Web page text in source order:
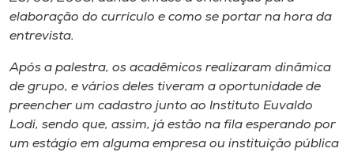
Rádio
Unoesc
Store
elaboração do currículo e como se portar na hora da
entrevista.
Após a palestra, os acadêmicos realizaram dinâmica
de grupo, e vários deles tiveram a oportunidade de
preencher um cadastro junto ao Instituto Euvaldo
Lodi, sendo que, assim, já estão na fila esperando por
um estágio em alguma empresa ou instituição pública